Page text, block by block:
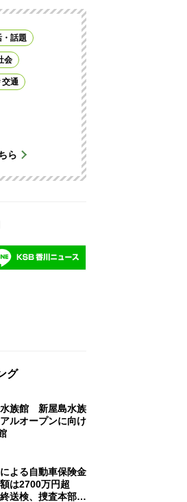
・話題
会
交通
ら
グ
族館 新屋島水族
ルオープンに向け
よる自動車保険金
は2700万円超
送検、捜査本部解